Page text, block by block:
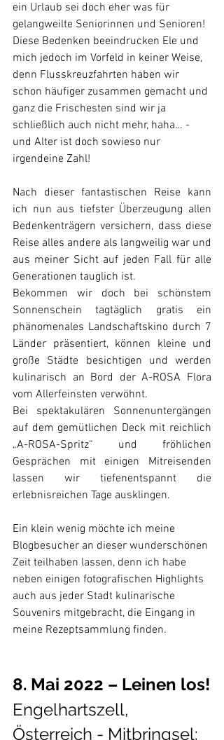
ein Urlaub sei doch eher was für
gelangweilte Seniorinnen und Senioren!
Diese Bedenken beeindrucken Ele und
mich jedoch im Vorfeld in keiner Weise,
denn Flusskreuzfahrten haben wir
schon häufiger zusammen gemacht und
ganz die Frischesten sind wir ja
schließlich auch nicht mehr, haha… -
und Alter ist doch sowieso nur
irgendeine Zahl!
Nach dieser fantastischen Reise kann
ich nun aus tiefster Überzeugung allen
Bedenkenträgern versichern, dass diese
Reise alles andere als langweilig war und
aus meiner Sicht auf jeden Fall für alle
Generationen tauglich ist.
Bekommen wir doch bei schönstem
Sonnenschein tagtäglich gratis ein
phänomenales Landschaftskino durch 7
Länder präsentiert, können kleine und
große Städte besichtigen und werden
kulinarisch an Bord der A-ROSA Flora
vom Allerfeinsten verwöhnt.
Bei spektakulären Sonnenuntergängen
auf dem gemütlichen Deck mit reichlich
„A-ROSA-Spritz“ und fröhlichen
Gesprächen mit einigen Mitreisenden
lassen wir tiefenentspannt die
erlebnisreichen Tage ausklingen.
Ein klein wenig möchte ich meine
Blogbesucher an dieser wunderschönen
Zeit teilhaben lassen, denn ich habe
neben einigen fotografischen Highlights
auch aus jeder Stadt kulinarische
Souvenirs mitgebracht, die Eingang in
meine Rezeptsammlung finden.
8. Mai 2022 – Leinen los!
Engelhartszell,
Österreich - Mitbringsel: